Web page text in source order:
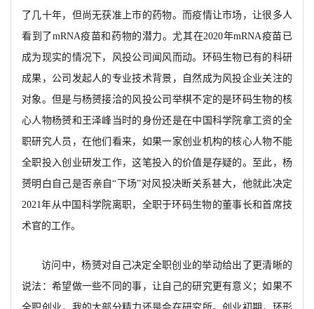
了几十年，但尚无获准上市的药物。而疫情让市场，让很多人
看到了mRNA疫苗和药物的潜力。尤其在2020年mRNA疫苗已
成为现实的情况下，风投公司闻风而动。环码生物已有的科研
成果，公司发起人的专业技术背景，自然成为风投企业关注的
对象。但是与杨赟接洽的风投公司举棋不定的是环码生物的核
心人物杨赟和王泽峰当时的身份还是在中国科学院拿工资的全
职研究人员，在他们看来，如果一家创业机构的核心人物不能
全职投入创业研发工作，这笔投入的价值是存疑的。至此，杨
赟明白自己是否亲自“下场”对风投决断关系甚大，他就此决定
2021年从中国科学院离职，全职于环码生物的董事长和首席技
术官的工作。
访问中，杨赟对自己决定全职创业的举动给出了更清晰的
说法：希望做一些不同的事，让自己的研究更有意义；如果不